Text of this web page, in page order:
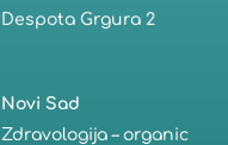
Despota Grgura 2
Novi Sad
Zdravologija – organic